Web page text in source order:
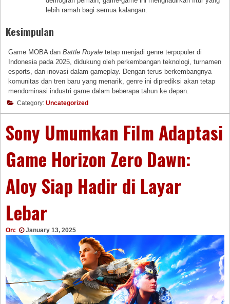
lebih ramah bagi semua kalangan.
Kesimpulan
Game MOBA danBattle Royale tetap menjadi genre terpopuler di
Indonesia pada 2025, didukung oleh perkembangan teknologi, turnamen
esports, dan inovasi dalam gameplay. Dengan terus berkembangnya
komunitas dan tren baru yang menarik, genre ini diprediksi akan tetap
mendominasi industri game dalam beberapa tahun ke depan.
Category: Uncategorized
Sony Umumkan Film Adaptasi
Game Horizon Zero Dawn:
Aloy Siap Hadir di Layar
Lebar
On: January 13, 2025